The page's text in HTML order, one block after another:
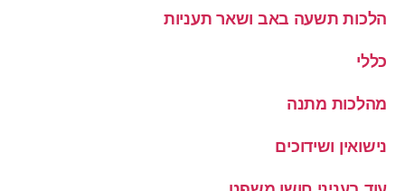
הלכות תשעה באב ושאר תעניות
כללי
מהלכות מתנה
נישואין ושידוכים